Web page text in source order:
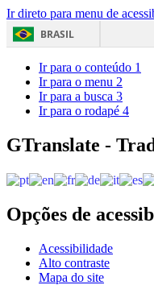
Ir direto para menu de
BRASIL
Ir para o conteúdo 1
Ir para o menu 2
Ir para a busca 3
Ir para o rodapé 4
GTranslate -
Opções de
Acessibilidade
Alto contraste
Mapa do site